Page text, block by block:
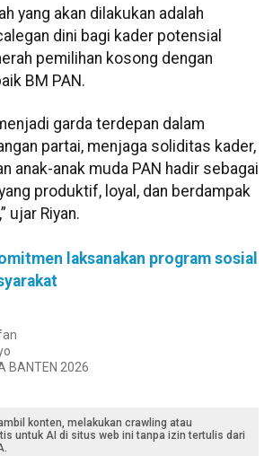
yang akan dilakukan adalah
dini bagi kader potensial
pemilihan kosong dengan
BM PAN.
garda terdepan dalam
partai, menjaga soliditas kader,
anak-anak muda PAN hadir sebagai
produktif, loyal, dan berdampak
ujar Riyan.
laksanakan program sosial
BANTEN 2026
konten, melakukan crawling atau
untuk AI di situs web ini tanpa izin tertulis dari